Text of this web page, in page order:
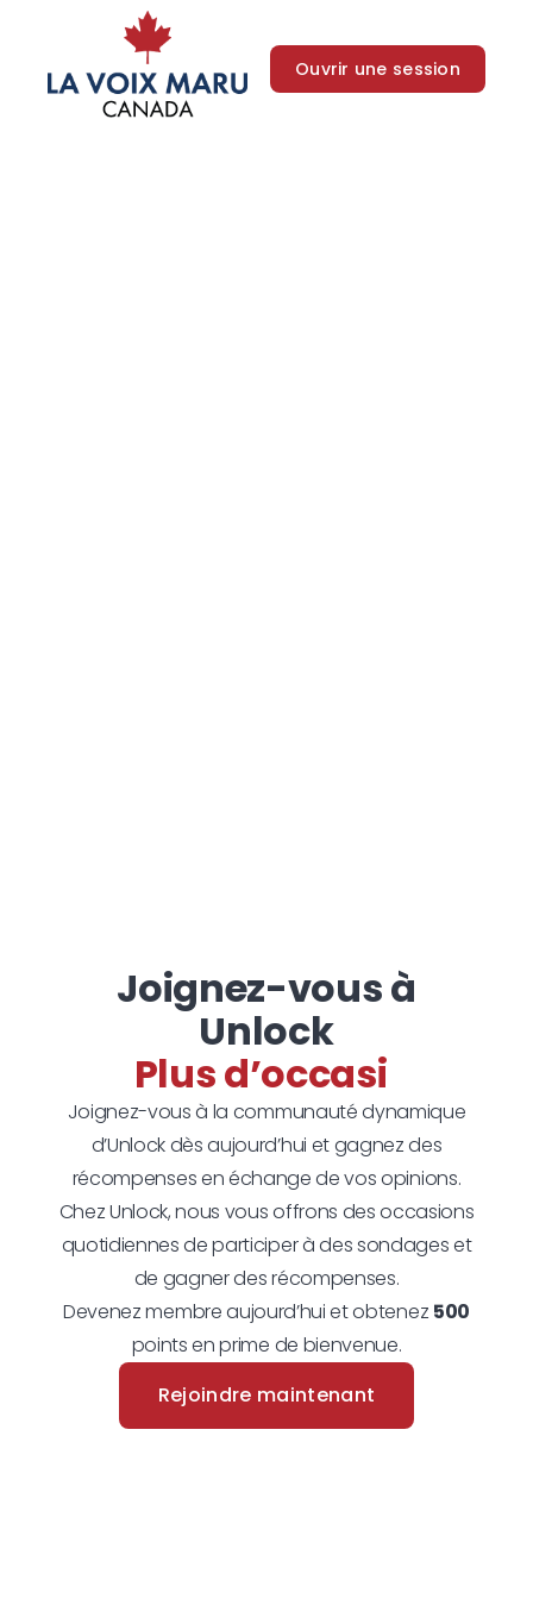
Ouvrir une session
Joignez-vous à
Unlock
Plu
Joignez-vous à la communauté dynamique
d’Unlock dès aujourd’hui et gagnez des
récompenses en échange de vos opinions.
Chez Unlock, nous vous offrons des occasions
quotidiennes de participer à des sondages et
de gagner des récompenses.
Devenez membre aujourd’hui et obtenez 500
points en prime de bienvenue.
Rejoindre maintenant